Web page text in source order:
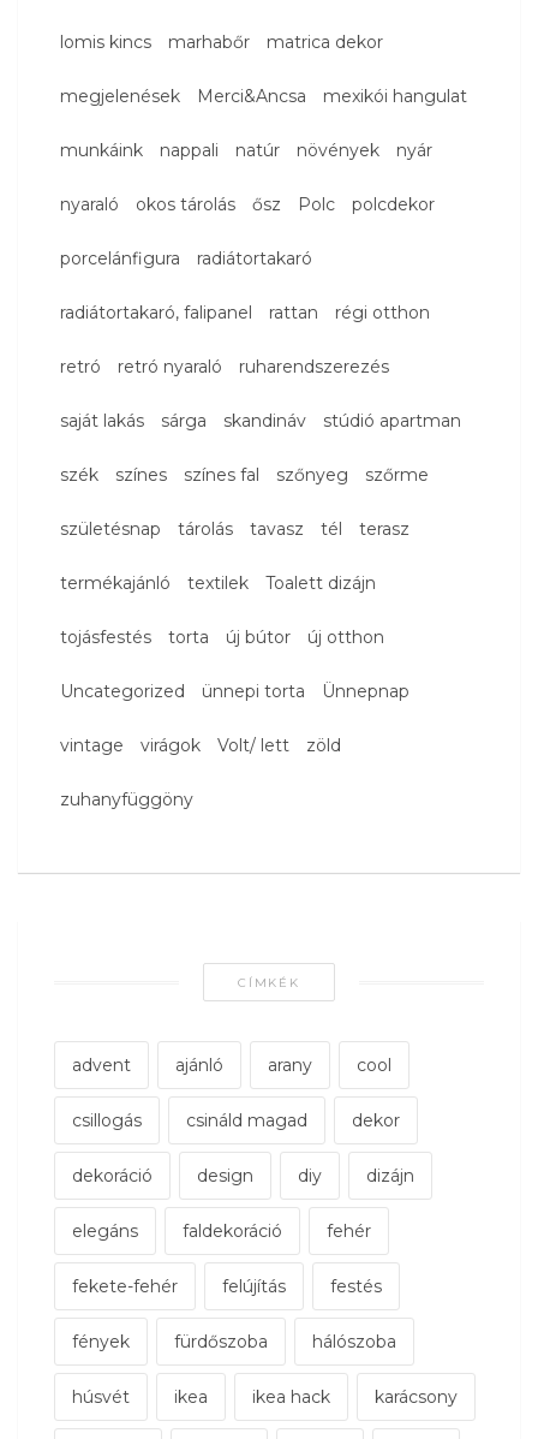
lomis kincs marhabőr matrica dekor
megjelenések Merci&Ancsa mexikói hangulat
munkáink nappali natúr növények nyár
nyaraló okos tárolás ősz Polc polcdekor
porcelánfigura radiátortakaró
radiátortakaró, falipanel rattan régi otthon
retró retró nyaraló ruharendszerezés
saját lakás sárga skandináv stúdió apartman
szék színes színes fal szőnyeg szőrme
születésnap tárolás tavasz tél terasz
termékajánló textilek Toalett dizájn
tojásfestés torta új bútor új otthon
Uncategorized ünnepi torta Ünnepnap
vintage virágok Volt/ lett zöld
zuhanyfüggöny
CÍMKÉK
advent ajánló arany cool
csillogás csináld magad dekor
dekoráció design diy dizájn
elegáns faldekoráció fehér
fekete-fehér felújítás festés
fények fürdőszoba hálószoba
húsvét ikea ikea hack karácsony